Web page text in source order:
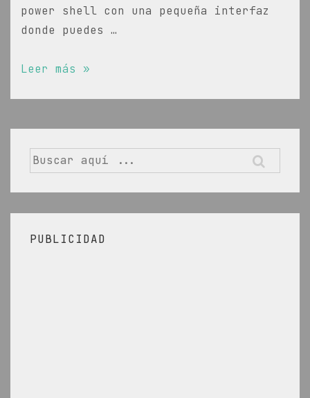
power shell con una pequeña interfaz
donde puedes …
Como
inútiles
en
Windows
Leer más »
Buscar
por:
PUBLICIDAD